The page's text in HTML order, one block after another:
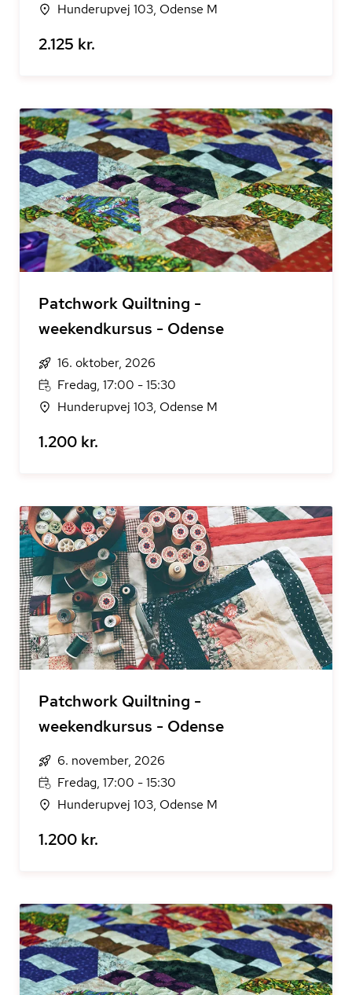
Hunderupvej 103, Odense M
2.125 kr.
Patchwork Quiltning -
weekendkursus - Odense
16. oktober, 2026
Fredag, 17:00 - 15:30
Hunderupvej 103, Odense M
1.200 kr.
Patchwork Quiltning -
weekendkursus - Odense
6. november, 2026
Fredag, 17:00 - 15:30
Hunderupvej 103, Odense M
1.200 kr.